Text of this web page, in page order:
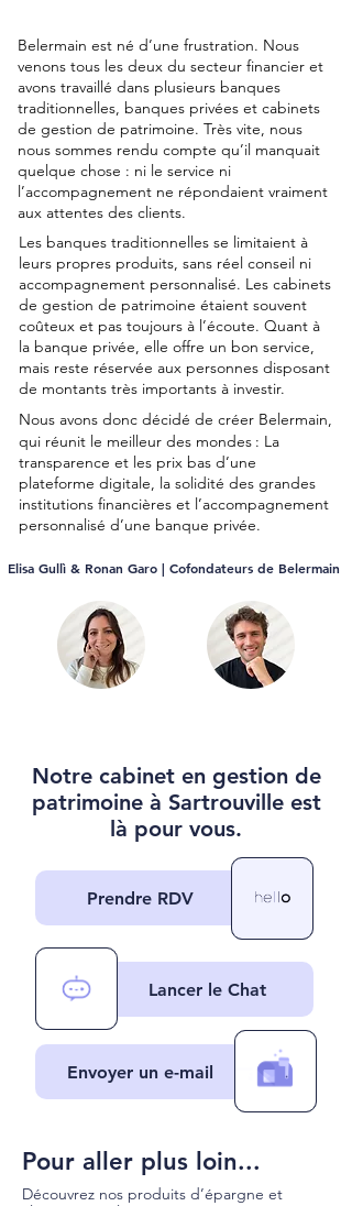
Belermain est né d’une frustration. Nous
venons tous les deux du secteur financier et
avons travaillé dans plusieurs banques
traditionnelles, banques privées et cabinets
de gestion de patrimoine. Très vite, nous
nous sommes rendu compte qu’il manquait
quelque chose : ni le service ni
l’accompagnement ne répondaient vraiment
aux attentes des clients.
Les banques traditionnelles se limitaient à
leurs propres produits, sans réel conseil ni
accompagnement personnalisé. Les cabinets
de gestion de patrimoine étaient souvent
coûteux et pas toujours à l’écoute. Quant à
la banque privée, elle offre un bon service,
mais reste réservée aux personnes disposant
de montants très importants à investir.
Nous avons donc décidé de créer Belermain,
qui réunit le meilleur des mondes : La
transparence et les prix bas d’une
plateforme digitale, la solidité des grandes
institutions financières et l’accompagnement
personnalisé d’une banque privée.
Elisa Gullì & Ronan Garo | Cofondateurs de Belermain
Notre cabinet en gestion de
patrimoine à Sartrouville est
là pour vous.
Prendre RDV
Lancer le Chat
Envoyer un e-mail
Pour aller plus loin...
Découvrez nos produits d’épargne et